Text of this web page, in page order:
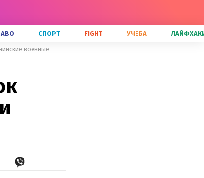
СПОРТ FIGHT УЧЕБА
военные